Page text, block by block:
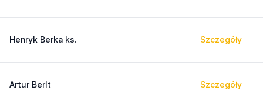
Henryk Berka ks. Szczegóły
Artur Berlt Szczegóły